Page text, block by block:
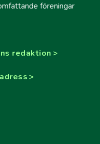
föreningar
redaktion